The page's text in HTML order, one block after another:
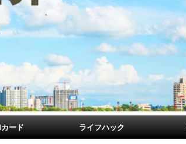
ード ライフハック